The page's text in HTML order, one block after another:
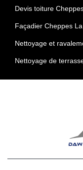
Devis toiture
Façadier Cheppes
Nettoyage et
Nettoyage de